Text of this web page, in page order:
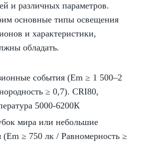
и различных параметров.
основные типы освещения
и характеристики,
обладать.
события (Em ≥ 1 500–2
≥ 0,7). CRI80,
5000-6200К
мира или небольшие
(Em ≥ 750 лк / Равномерность ≥